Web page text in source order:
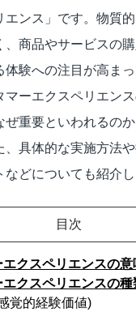
エンス」です。物質
、商品やサービスの
体験への注目が高ま
マーエクスペリエン
ぜ重要といわれるの
、具体的な実施方法
どについても紹介し
目次
エクスペリエンスの意
エクスペリエンスの種
覚的経験価値)